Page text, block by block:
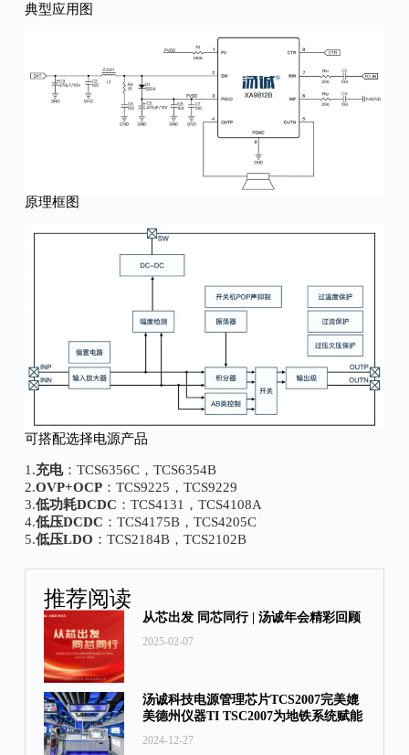
典型应用图
原理框图
可搭配选择电源产品
1.充电：TCS6356C，TCS6354B
2.OVP+OCP：TCS9225，TCS9229
3.低功耗DCDC ：TCS4131，TCS4108A
4.低压DCDC ：TCS4175B，TCS4205C
5.低压LDO ：TCS2184B，TCS2102B
推荐阅读
从芯出发 同芯同行 | 汤诚年会精彩回顾
2025-02-07
汤诚科技电源管理芯片TCS2007完美媲
美德州仪器TI TSC2007为地铁系统赋能
2024-12-27